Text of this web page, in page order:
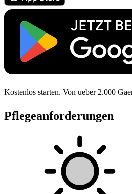
Kostenlos starten. Von ueber 2.000
Pflegeanforderungen